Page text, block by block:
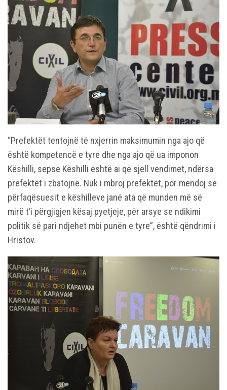
“Prefektët tentojnë të nxjerrin maksimumin nga ajo që
është kompetencë e tyre dhe nga ajo që ua imponon
Këshilli, sepse Këshilli është ai që sjell vendimet, ndërsa
prefektët i zbatojnë. Nuk i mbroj prefektët, por mendoj se
përfaqësuesit e këshilleve janë ata që munden më së
mirë t’i përgjigjen kësaj pyetjeje, për arsye se ndikimi
politik së pari ndjehet mbi punën e tyre”, është qëndrimi i
Hristov.